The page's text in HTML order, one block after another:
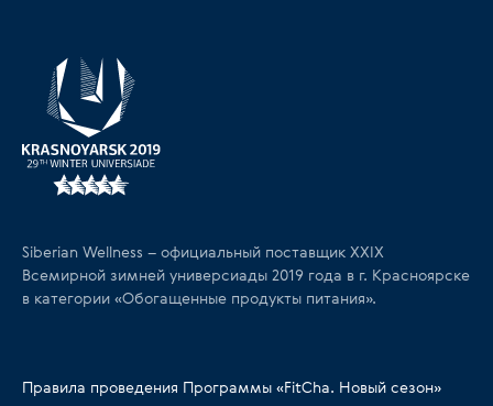
Siberian Wellness – официальный поставщик XXIX
Всемирной зимней универсиады 2019 года в г. Красноярске
в категории «Обогащенные продукты питания».
Правила проведения Программы «FitCha. Новый сезон»